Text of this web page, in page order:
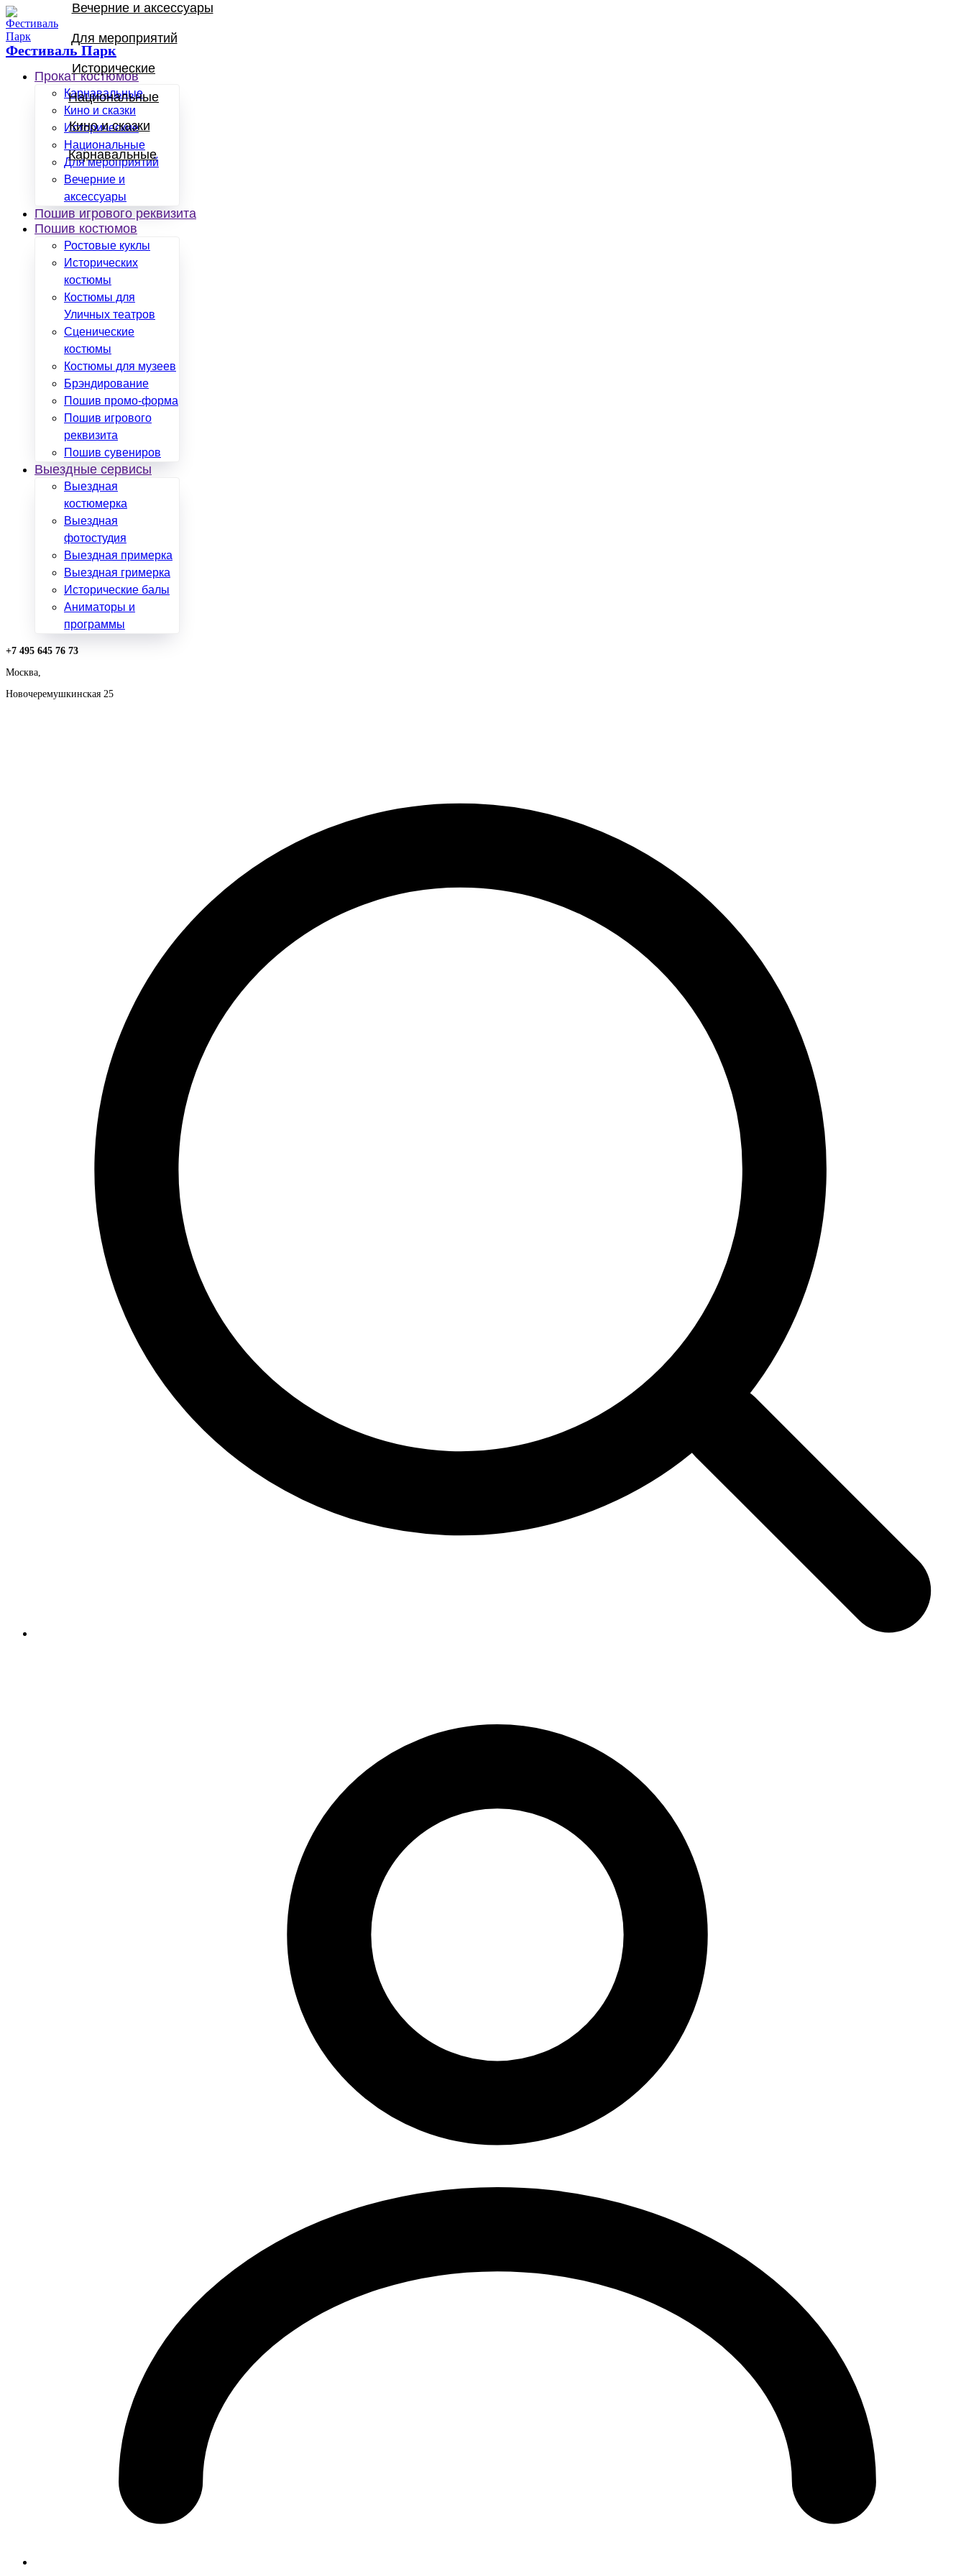
Фестиваль Парк
Прокат костюмов
Карнавальные
Кино и сказки
Исторические
Национальные
Для мероприятий
Вечерние и
аксессуары
Пошив игрового реквизита
Пошив костюмов
Ростовые куклы
Исторических
костюмы
Костюмы для
Уличных театров
Сценические
костюмы
Костюмы для музеев
Брэндирование
Пошив промо-форма
Пошив игрового
реквизита
Пошив сувениров
Выездные сервисы
Выездная
костюмерка
Выездная
фотостудия
Выездная примерка
Выездная гримерка
Исторические балы
Аниматоры и
программы
+7 495 645 76 73
Москва,
Новочеремушкинская 25
Вечерние и аксессуары
Для мероприятий
Исторические
Национальные
Кино и сказки
Карнавальные